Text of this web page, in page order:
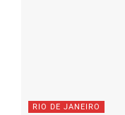
RIO DE JANEIRO